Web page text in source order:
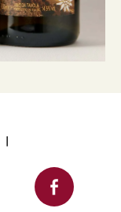
|